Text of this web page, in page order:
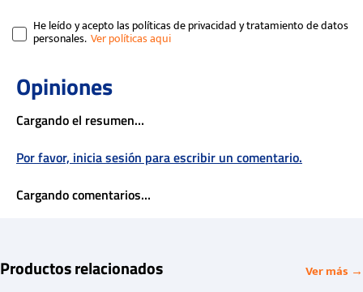
He leído y acepto las políticas de privacidad y tratamiento de datos
personales.
Cargando el resumen…
Por favor, inicia sesión para escribir un comentario.
Cargando comentarios…
Productos relacionados Ver más →